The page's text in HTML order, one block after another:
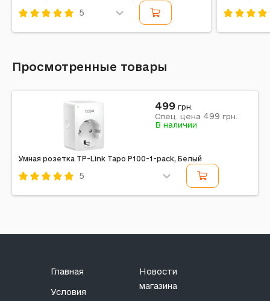
5
Просмотренные товары
Умная розетка TP-Link Tapo P100-1-pack, Белый
5
499 грн.
Спец. цена 499 грн.
В наличии
Главная
Условия
Новости
магазина